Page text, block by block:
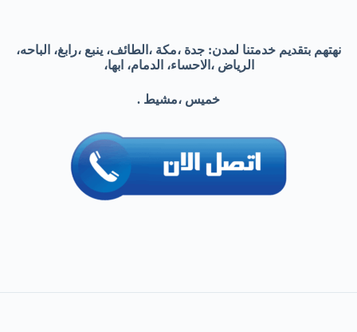
نهتهم بتقديم خدمتنا لمدن: جدة ،مكة ،الطائف، ينبع ،رابغ، الباحه،
الرياض ،الاحساء، الدمام، ابها،
خميس ،مشيط .